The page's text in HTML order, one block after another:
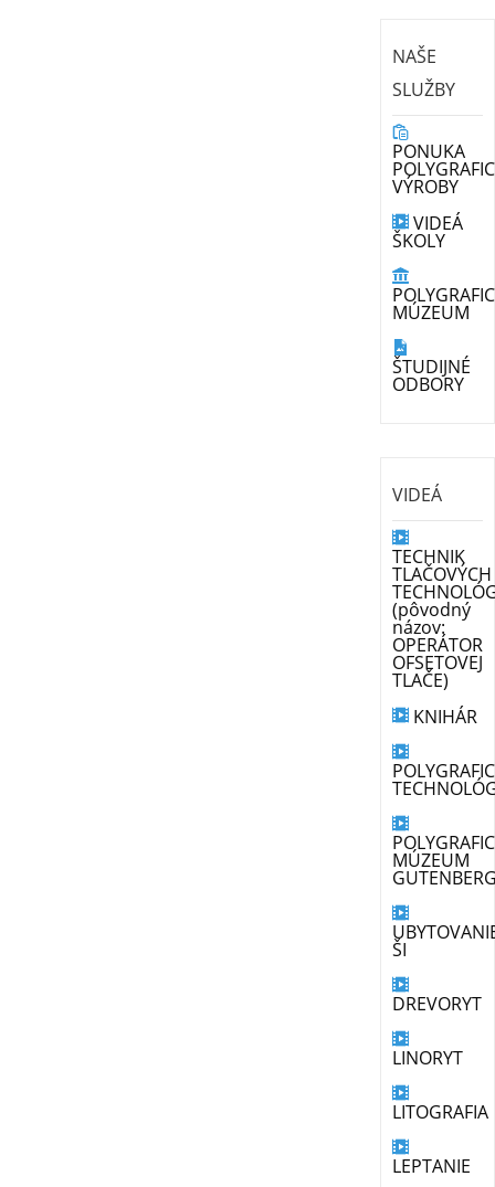
NAŠE
SLUŽBY
PONUKA
VÝROBY
VIDEÁ
ŠKOLY
MÚZEUM
ŠTUDIJNÉ
ODBORY
VIDEÁ
TECHNIK
TLAČOVÝCH
(pôvodný
názov:
OPERÁTOR
OFSETOVEJ
TLAČE)
KNIHÁR
MÚZEUM
ŠI
DREVORYT
LINORYT
LITOGRAFIA
LEPTANIE